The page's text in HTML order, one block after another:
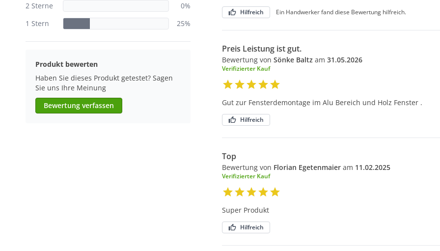
2 Sterne
0%
1 Stern
25%
Produkt bewerten
Haben Sie dieses Produkt getestet? Sagen
Sie uns Ihre Meinung
Bewertung verfassen
Hilfreich Ein Handwerker fand diese Bewertung hilfreich.
Preis Leistung ist gut.
Bewertung von Sönke Baltz am 31.05.2026
Verifizierter Kauf
Gut zur Fensterdemontage im Alu Bereich und Holz Fenster .
Hilfreich
Top
Bewertung von Florian Egetenmaier am 11.02.2025
Verifizierter Kauf
Super Produkt
Hilfreich